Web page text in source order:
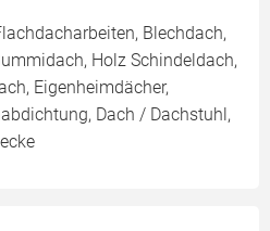
Blechdach,
Holz Schindeldach,
Eigenheimdächer,
Dach / Dachstuhl,